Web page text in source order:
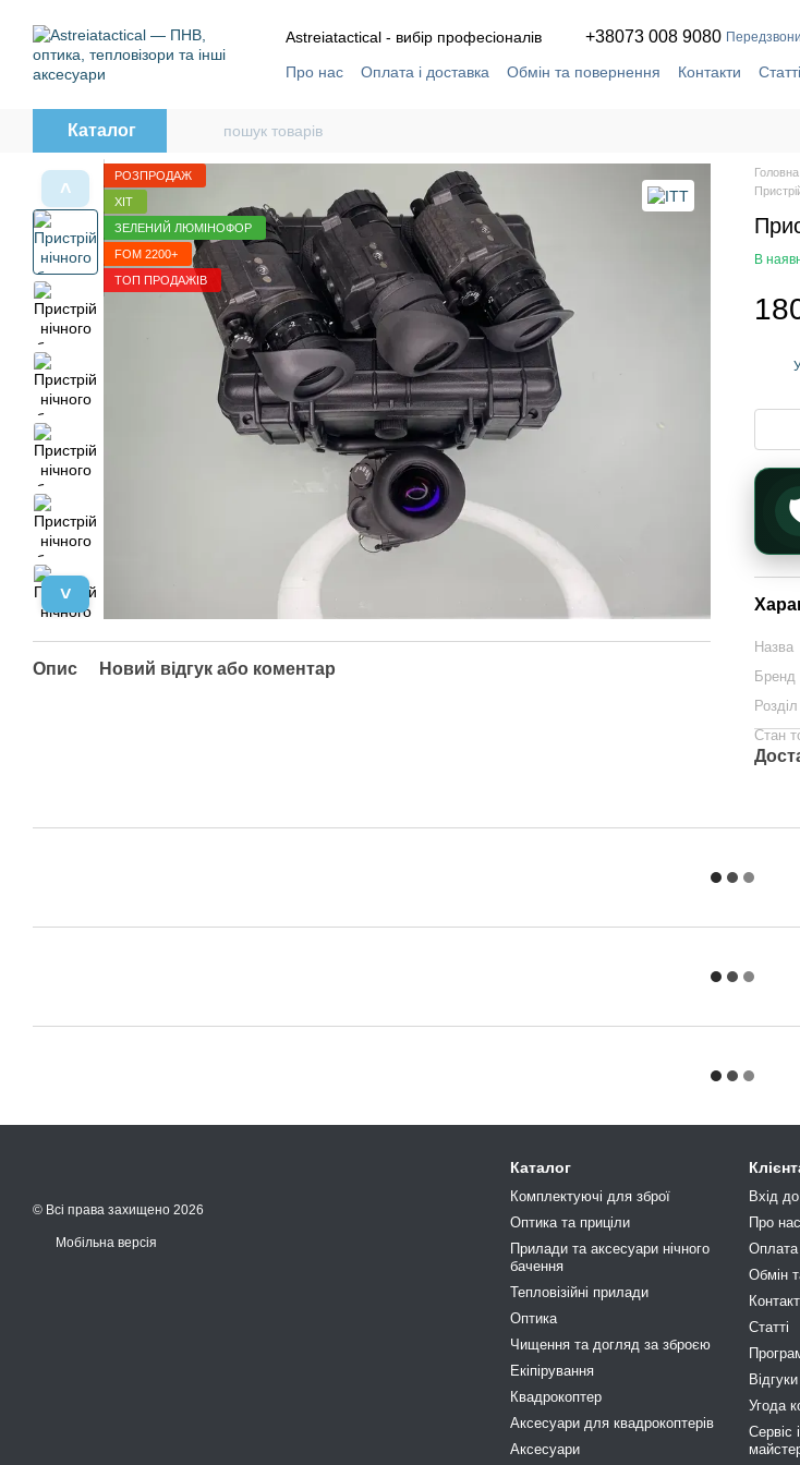
Astreiatactical - вибір професіоналів
+38073 008 9080
Про нас Оплата і доставка Обмін та повернення Контакти Статті
Каталог
РОЗПРОДАЖ
ХІТ
ЗЕЛЕНИЙ ЛЮМІНОФОР
FOM 2200+
ТОП ПРОДАЖІВ
˄
˅
Опис Новий відгук або коментар
Головна
В
Назва
Бренд
Розділ
Стан
© Всі права захищено 2026
Мобільна версія
Каталог
Комплектуючі для зброї
Оптика та приціли
Прилади та аксесуари нічного
бачення
Тепловізійні прилади
Оптика
Чищення та догляд за зброєю
Екіпірування
Квадрокоптер
Аксесуари для квадрокоптерів
Аксесуари
Вхід
Про нас
Оплата
Обмін
Статті
Відгуки
Угода
Сервіс